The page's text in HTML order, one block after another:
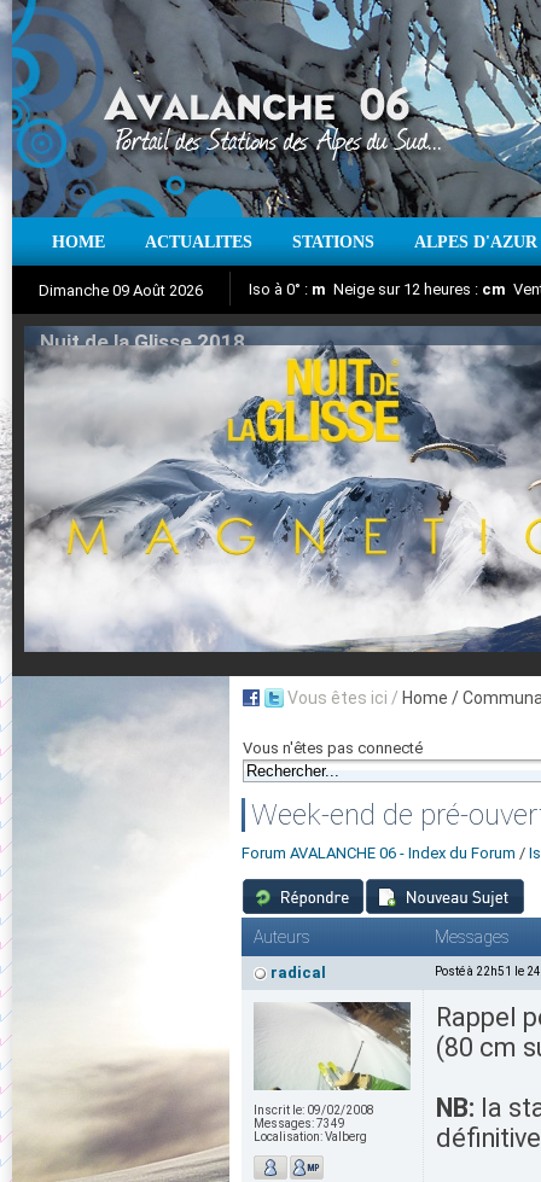
HOME ACTUALITES STATIONS ALPES D'AZUR
Dimanche 09 Août 2026
Aujourd'hui : T° Min : °C T° Max :°C
Iso à 0° : m Neige sur 12 heures : cm
Suivez en direct l'actualité des stations
Nuit de la Glisse 2018
Vous êtes ici / Home /
Vous n'êtes pas connecté
Week-end de pré-
Forum AVALANCHE 06 - Index du Forum /
Auteurs Messages
radical Posté à 22h51 le
Inscrit le: 09/02/2008
Messages:7349
Localisation:Valberg
Rappel
(80 cm
NB: la